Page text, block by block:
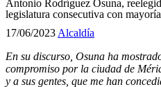
Antonio Rodríguez Osuna,
legislatura consecutiva con
17/06/2023Alcaldía
En su discurso, Osuna ha
compromiso por la ciudad de
y a sus gentes, que me han